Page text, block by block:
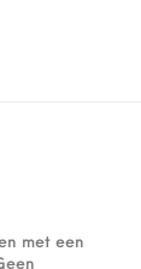
met een